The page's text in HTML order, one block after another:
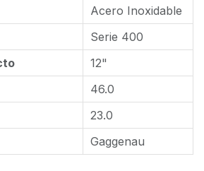
Acero Inoxidable
Serie 400
12"
46.0
23.0
Gaggenau